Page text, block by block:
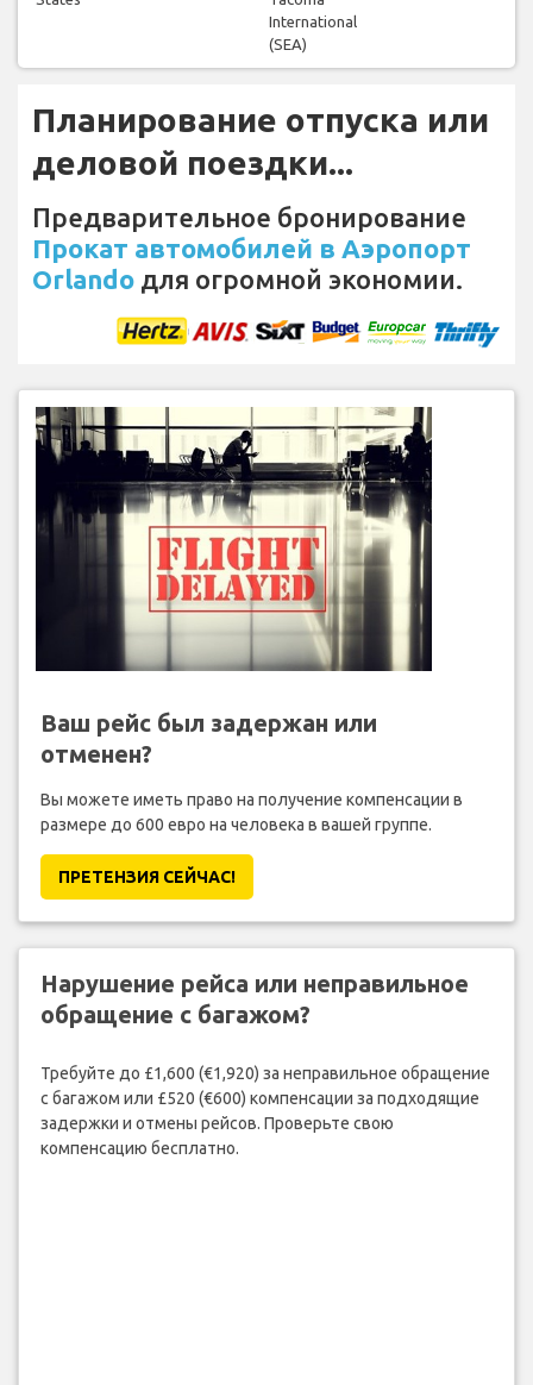
International
(SEA)
Планирование отпуска или
деловой поездки...
Предварительное бронирование
Прокат автомобилей в Аэропорт
Orlando для огромной экономии.
Ваш рейс был задержан или
отменен?
Вы можете иметь право на получение компенсации в
размере до 600 евро на человека в вашей группе.
ПРЕТЕНЗИЯ CЕЙЧАС!
Нарушение рейса или неправильное
обращение с багажом?
Требуйте до £1,600 (€1,920) за неправильное обращение
с багажом или £520 (€600) компенсации за подходящие
задержки и отмены рейсов. Проверьте свою
компенсацию бесплатно.